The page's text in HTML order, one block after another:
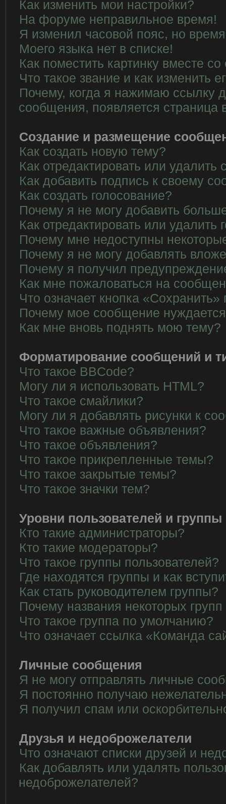
Как изменить мои настройки?
На форуме неправильное время!
Я изменил часовой пояс, но
Моего языка нет в списке!
Как поместить картинку вместе
Что такое звание и как изменить
Почему, когда я нажимаю ссылку
сообщения, появляется страница
Создание и размещение
Как создать новую тему?
Как отредактировать или
Как добавить подпись к своему
Как создать голосование?
Почему я не могу добавить
Как отредактировать или удалить
Почему мне недоступны
Почему я не могу добавлять
Почему я получил
Как мне пожаловаться на
Что означает кнопка
Почему мое сообщение
Как мне вновь поднять мою тему?
Форматирование сообщений и
Что такое BBCode?
Могу ли я использовать HTML?
Что такое смайлики?
Могу ли я добавлять рисунки к
Что такое важные объявления?
Что такое объявления?
Что такое прикрепленные темы?
Что такое закрытые темы?
Что такое значки тем?
Уровни пользователей и группы
Кто такие администраторы?
Кто такие модераторы?
Что такое группы пользователей?
Где находятся группы и как
Как стать руководителем группы?
Почему названия некоторых
Что такое группа по умолчанию?
Что означает ссылка «Команда
Личные сообщения
Я не могу отправлять личные
Я постоянно получаю
Я получил спам или
Друзья и недоброжелатели
Что означают списки друзей и
Как добавлять или удалять
недоброжелателей?